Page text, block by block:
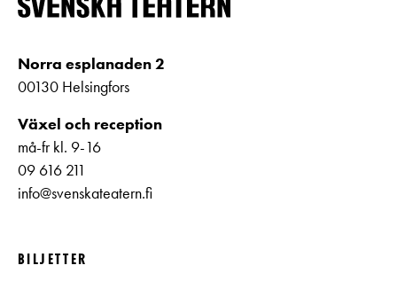
Norra esplanaden 2
00130 Helsingfors
Växel och reception
må-fr kl. 9-16
09 616 211
info@svenskateatern.fi
BILJETTER